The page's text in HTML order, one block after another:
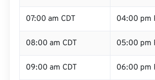
07:00 am CDT 04:00 pm
08:00 am CDT 05:00 pm
09:00 am CDT 06:00 pm